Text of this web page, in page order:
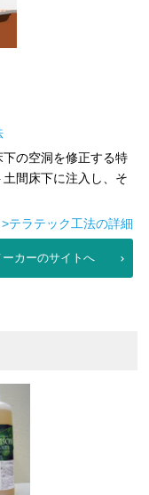
の空洞を修正する特
間床下に注入し、そ
>テラテック工法の詳細
ーカーのサイトへ